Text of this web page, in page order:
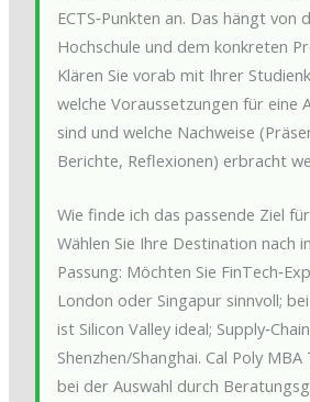
ECTS‑Punkten an. Das hängt von
Hochschule und dem konkreten
Klären Sie vorab mit Ihrer
welche Voraussetzungen für eine
sind und welche Nachweise
Berichte, Reflexionen) erbracht
Wie finde ich das passende Ziel
Wählen Sie Ihre Destination nach
Passung: Möchten Sie
London oder Singapur sinnvoll;
ist Silicon Valley ideal;
Shenzhen/Shanghai. Cal Poly
bei der Auswahl durch